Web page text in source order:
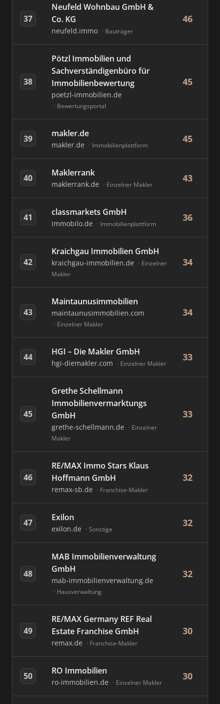
37
Neufeld Wohnbau GmbH &
Co. KG
neufeld.immo Bauträger
46
38
Pötzl Immobilien und
Sachverständigenbüro für
Immobilienbewertung
poetzl-immobilien.de
Bewertungsportal
45
39 makler.de
makler.de Immobilienplattform
45
40 Maklerrank
maklerrank.de Einzelner Makler
43
41 classmarkets GmbH
immobilo.de Immobilienplattform
36
42
Kraichgau Immobilien GmbH
kraichgau-immobilien.de
Einzelner
Makler
34
43
Maintaunusimmobilien
maintaunusimmobilien.com
Einzelner Makler
34
44 HGI – Die Makler GmbH
hgi-diemakler.com Einzelner Makler
33
45
Grethe Schellmann
Immobilienvermarktungs
GmbH
grethe-schellmann.de
Einzelner
Makler
33
46
RE/MAX Immo Stars Klaus
Hoffmann GmbH
remax-sb.de Franchise-Makler
32
47 Exilon
exilon.de Sonstige
32
48
MAB Immobilienverwaltung
GmbH
mab-immobilienverwaltung.de
Hausverwaltung
32
49
RE/MAX Germany REF Real
Estate Franchise GmbH
remax.de Franchise-Makler
30
50 RO Immobilien
ro-immobilien.de Einzelner Makler
30